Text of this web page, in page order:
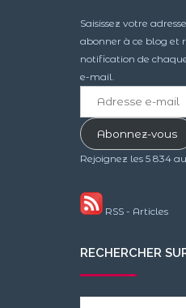
Saisissez votre
abonner à ce blog et
notification de
e-mail.
mailAbonnez-vous
Rejoignez les 5 834
RSS - Articles
RECHERCHER